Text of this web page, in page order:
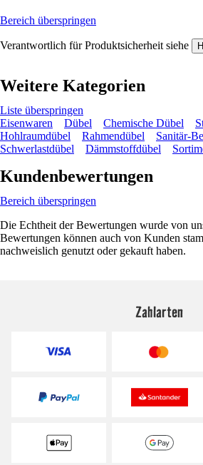
Bereich überspringen
Verantwortlich für Produktsicherheit siehe
Weitere Kategorien
Liste überspringen
Eisenwaren
Dübel Chemische Dübel
Hohlraumdübel
Rahmendübel
Sanitär-
Schwerlastdübel
Dämmstoffdübel
Kundenbewertungen
Bereich überspringen
Die Echtheit der Bewertungen wurde von
Bewertungen können auch von Kunden
nachweislich genutzt oder gekauft haben.
Zahlarten